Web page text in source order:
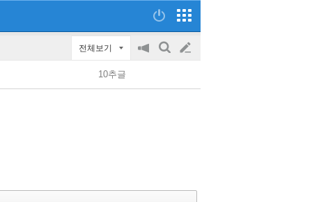
전체보기
공
on/off
검
글
쓰
10추글